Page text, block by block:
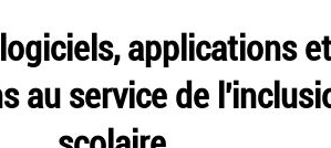
applications et
au service de